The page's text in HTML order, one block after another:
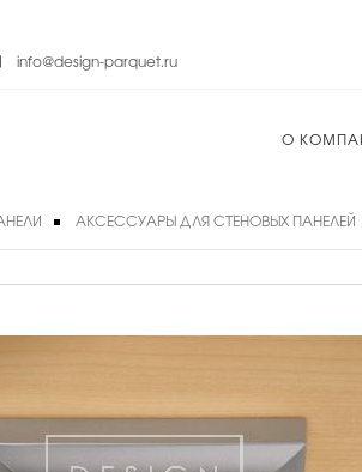
info@design-parquet.ru
О
АКСЕССУАРЫ ДЛЯ СТЕНОВЫХ ПАНЕЛЕЙ